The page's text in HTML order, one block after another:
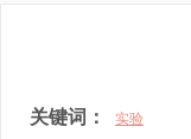
关键词： 实验